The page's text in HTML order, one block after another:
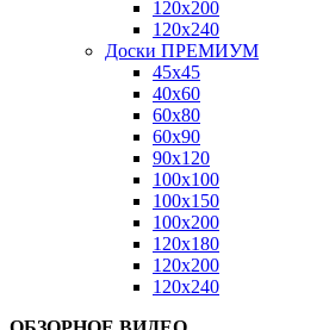
120x200
120x240
Доски ПРЕМИУМ
45x45
40x60
60x80
60x90
90x120
100x100
100x150
100x200
120x180
120x200
120x240